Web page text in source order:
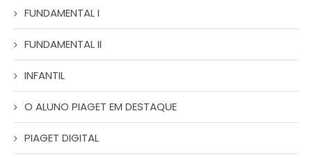
FUNDAMENTAL I
FUNDAMENTAL II
INFANTIL
O ALUNO PIAGET EM DESTAQUE
PIAGET DIGITAL